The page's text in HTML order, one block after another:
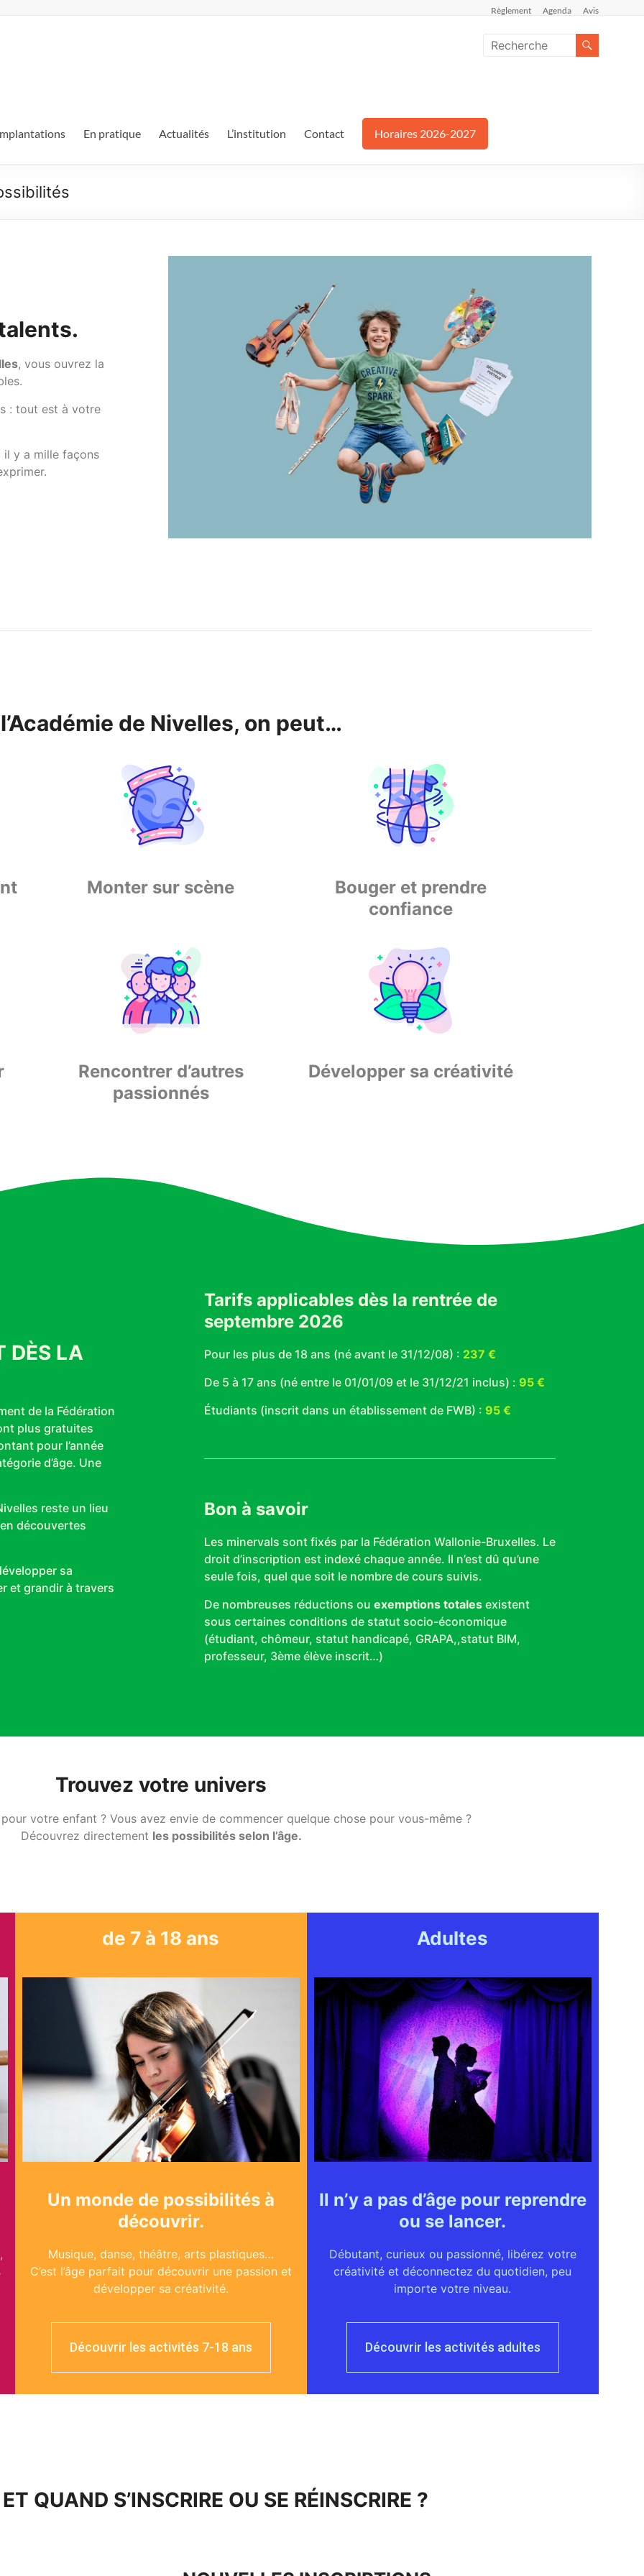
Règlement Agenda Avis
En pratique Actualités L’institution Contact Horaires 2026-2027
, vous ouvrez la
: tout est à votre
il y a mille façons
de Nivelles, on peut…
Monter sur scène
Bouger et prendre
confiance
Rencontrer d’autres
passionnés
Développer sa créativité
DÈS LA
de la Fédération
plus gratuites
pour l’année
d’âge. Une
reste un lieu
découvertes
sa
et grandir à travers
Tarifs applicables dès la rentrée de
septembre 2026
Pour les plus de 18 ans (né avant le 31/12/08) : 237 €
De 5 à 17 ans (né entre le 01/01/09 et le 31/12/21 inclus) : 95 €
Étudiants (inscrit dans un établissement de FWB) : 95 €
Bon à savoir
Les minervals sont fixés par la Fédération Wallonie-Bruxelles. Le
droit d’inscription est indexé chaque année. Il n’est dû qu’une
seule fois, quel que soit le nombre de cours suivis.
De nombreuses réductions ou exemptions totales existent
sous certaines conditions de statut socio-économique
(étudiant, chômeur, statut handicapé, GRAPA,,statut BIM,
professeur, 3ème élève inscrit…)
Trouvez votre univers
votre enfant ? Vous avez envie de commencer quelque chose pour vous-même ?
Découvrez directement les possibilités selon l’âge.
de 7 à 18 ans
Un monde de possibilités à
découvrir.
Musique, danse, théâtre, arts plastiques…
C’est l’âge parfait pour découvrir une passion et
développer sa créativité.
Découvrir les activités 7-18 ans
Adultes
Il n’y a pas d’âge pour reprendre
ou se lancer.
Débutant, curieux ou passionné, libérez votre
créativité et déconnectez du quotidien, peu
importe votre niveau.
Découvrir les activités adultes
QUAND S’INSCRIRE OU SE RÉINSCRIRE ?